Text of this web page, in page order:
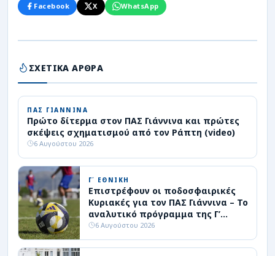
Facebook
X WhatsApp
ΣΧΕΤΙΚΑ ΑΡΘΡΑ
ΠΑΣ ΓΙΑΝΝΙΝΑ
Πρώτο δίτερμα στον ΠΑΣ Γιάννινα και πρώτες
σκέψεις σχηματισμού από τον Ράπτη (video)
6 Αυγούστου 2026
Γ΄ ΕΘΝΙΚΗ
Επιστρέφουν οι ποδοσφαιρικές
Κυριακές για τον ΠΑΣ Γιάννινα – Το
αναλυτικό πρόγραμμα της Γ’
Εθνικής
6 Αυγούστου 2026